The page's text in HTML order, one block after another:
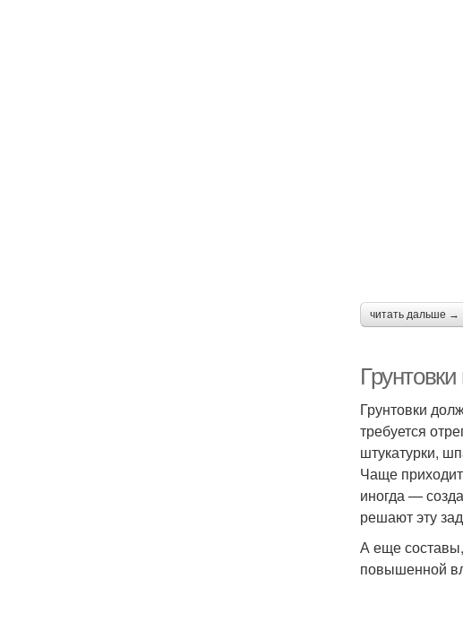
читать дальше →
Грунтовки
требуется
штукатурки,
Чаще
иногда —
решают эту
А еще
повышенной